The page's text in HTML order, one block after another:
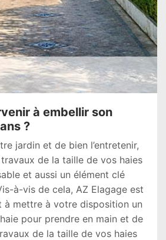
à embellir son
?
jardin et de bien l’entretenir,
de la taille de vos haies
et aussi un élément clé
à-vis de cela, AZ Elagage est
à mettre à votre disposition un
pour prendre en main et de
de la taille de vos haies